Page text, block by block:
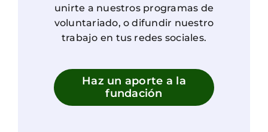
unirte a nuestros programas de
voluntariado, o difundir nuestro
trabajo en tus redes sociales.
Haz un aporte a la
fundación